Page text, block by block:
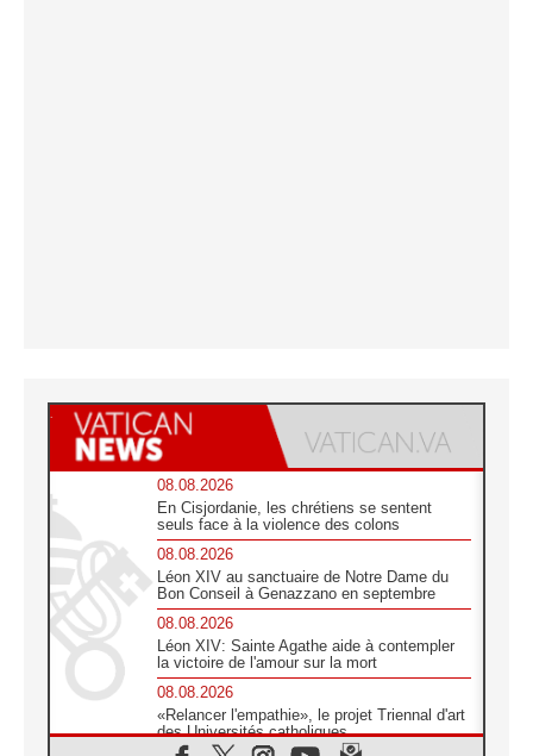
08.08.2026
En Cisjordanie, les chrétiens se sentent
seuls face à la violence des colons
08.08.2026
Léon XIV au sanctuaire de Notre Dame du
Bon Conseil à Genazzano en septembre
08.08.2026
Léon XIV: Sainte Agathe aide à contempler
la victoire de l'amour sur la mort
08.08.2026
«Relancer l'empathie», le projet Triennal d'art
des Universités catholiques